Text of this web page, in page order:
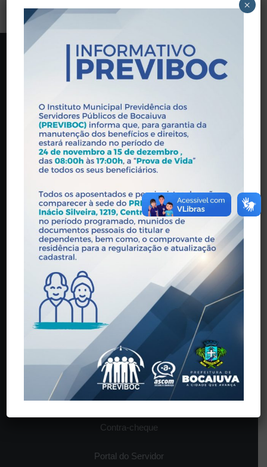
PREVIBOC
39390-000
(38) 3251-5601
contato@previboc.mg.gov.br
Horário de Atendimento: 08:00 às 17:00
O INSTITUTO
Estrutura
Legislação
Órgãos Colegiados
SERVIÇOS
Contra-cheque
Portal do Servidor
×